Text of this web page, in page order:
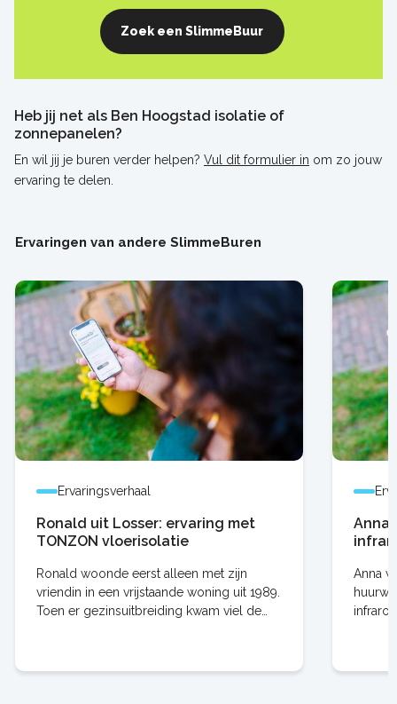
Zoek een SlimmeBuur
Heb jij net als Ben Hoogstad isolatie of
zonnepanelen?
En wil jij je buren verder helpen? Vul dit formulier in om zo jouw
ervaring te delen.
Ervaringen van andere SlimmeBuren
Ervaringsverhaal
Ronald uit Losser: ervaring met
TONZON vloerisolatie
Ronald woonde eerst alleen met zijn
vriendin in een vrijstaande woning uit 1989.
Toen er gezinsuitbreiding kwam viel de
Anna
Anna